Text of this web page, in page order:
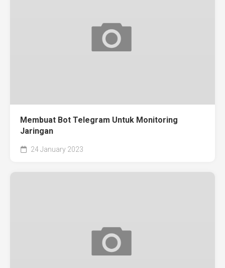
Membuat Bot Telegram Untuk Monitoring
Jaringan
24 January 2023